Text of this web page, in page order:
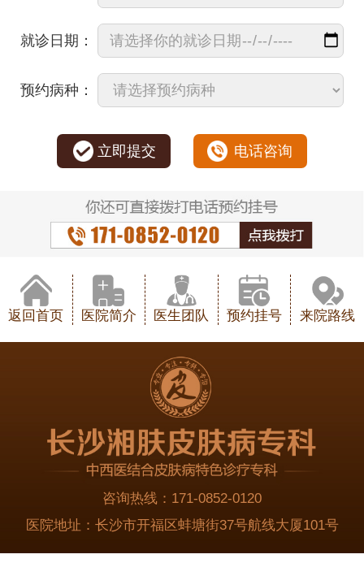
就诊日期：
预约病种：
立即提交 电话咨询
返回首页 医院简介 医生团队 预约挂号 来院路线
咨询热线： 171-0852-0120
医院地址： 长沙市开福区蚌塘街37号航线大厦101号